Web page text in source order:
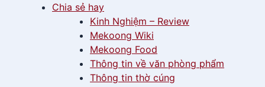
Chia sẻ hay
Kinh Nghiệm – Review
Mekoong Wiki
Mekoong Food
Thông tin về văn phòng phẩm
Thông tin thờ cúng